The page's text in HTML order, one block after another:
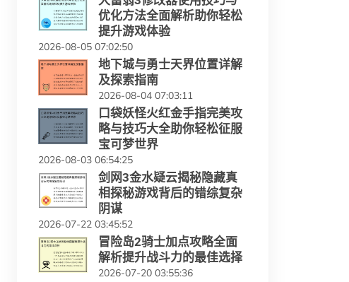
优化方法全面解析助你轻松
提升游戏体验
2026-08-05 07:02:50
地下城与勇士天界位置详解
及探索指南
2026-08-04 07:03:11
口袋妖怪火红金手指完美攻
略与技巧大全助你轻松征服
宝可梦世界
2026-08-03 06:54:25
剑网3金水疑云揭秘隐藏真
相探秘游戏背后的错综复杂
阴谋
2026-07-22 03:45:52
冒险岛2骑士加点攻略全面
解析提升战斗力的最佳选择
2026-07-20 03:55:36